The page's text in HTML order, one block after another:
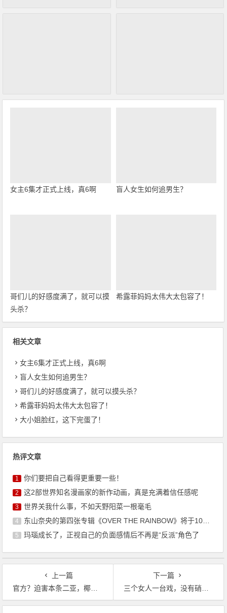
女主6集才正式上线，真6啊 盲人女生如何追男生？
哥们儿的好感度满了，就可以摸
头杀？
希露菲妈妈太伟大太包容了！
相关文章
女主6集才正式上线，真6啊
盲人女生如何追男生？
哥们儿的好感度满了，就可以摸头杀？
希露菲妈妈太伟大太包容了！
大小姐脸红，这下完蛋了！
热评文章
1 你们要把自己看得更重要一些！
2 这2部世界知名漫画家的新作动画，真是充满着信任感呢
3 世界关我什么事，不如天野阳菜一根毫毛
4 东山奈央的第四张专辑《OVER THE RAINBOW》将于10月7日发售
5 玛瑙成长了，正视自己的负面感情后不再是“反派”角色了
上一篇
官方？迫害本条二亚，椰树椰汁美女图，换成了她
下一篇
三个女人一台戏，没有硝烟的战争，这部番的小学生都看呆了